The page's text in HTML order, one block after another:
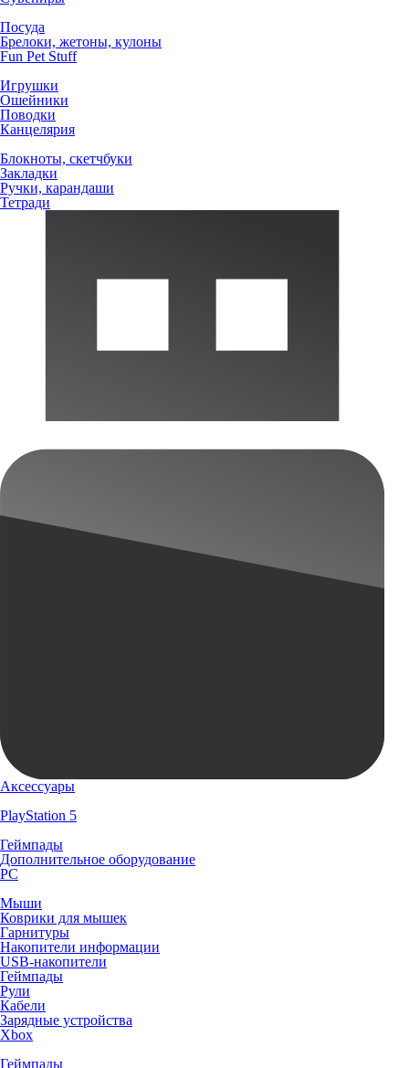
Посуда
Брелоки, жетоны, кулоны
Fun Pet Stuff
Игрушки
Ошейники
Поводки
Канцелярия
Блокноты, скетчбуки
Закладки
Ручки, карандаши
Тетради
Аксессуары
PlayStation 5
Геймпады
Дополнительное оборудование
PC
Мыши
Коврики для мышек
Гарнитуры
Накопители информации
USB-накопители
Геймпады
Рули
Кабели
Зарядные устройства
Xbox
Геймпады